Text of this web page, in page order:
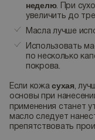
неделю. При
увеличить до
Масла лучше
Использовать
по несколько
покрова.
Если кожа сухая,
основы при
применения станет
масло следует
препятствовать